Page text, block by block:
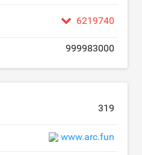
6219740
999983000
319
www.arc.fun